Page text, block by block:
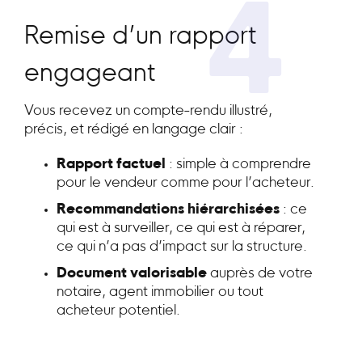
4
Remise d’un rapport
engageant
Vous recevez un compte-rendu illustré,
précis, et rédigé en langage clair :
Rapport factuel : simple à comprendre
pour le vendeur comme pour l’acheteur.
Recommandations hiérarchisées : ce
qui est à surveiller, ce qui est à réparer,
ce qui n’a pas d’impact sur la structure.
Document valorisable auprès de votre
notaire, agent immobilier ou tout
acheteur potentiel.